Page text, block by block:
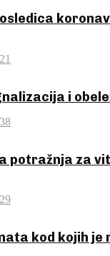
i
potražnja za
kod kojih